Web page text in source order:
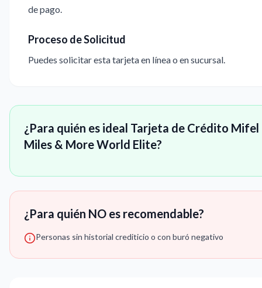
de pago.
Proceso de Solicitud
Puedes solicitar esta tarjeta en línea o en sucursal.
¿Para quién es ideal Tarjeta de Crédito Mifel
Miles & More World Elite?
¿Para quién NO es recomendable?
Personas sin historial crediticio o con buró negativo